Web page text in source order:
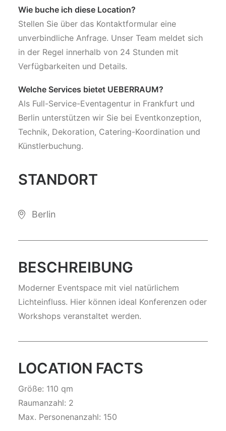
Wie buche ich diese Location?
Stellen Sie über das Kontaktformular eine
unverbindliche Anfrage. Unser Team meldet sich
in der Regel innerhalb von 24 Stunden mit
Verfügbarkeiten und Details.
Welche Services bietet UEBERRAUM?
Als Full-Service-Eventagentur in Frankfurt und
Berlin unterstützen wir Sie bei Eventkonzeption,
Technik, Dekoration, Catering-Koordination und
Künstlerbuchung.
STANDORT
Berlin
BESCHREIBUNG
Moderner Eventspace mit viel natürlichem
Lichteinfluss. Hier können ideal Konferenzen oder
Workshops veranstaltet werden.
LOCATION FACTS
Größe: 110 qm
Raumanzahl: 2
Max. Personenanzahl: 150